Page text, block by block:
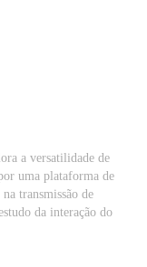
a versatilidade de
uma plataforma de
transmissão de
da interação do